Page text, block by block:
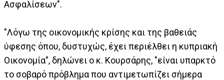
Ασφαλίσεων".
"Λόγω της οικονομικής κρίσης και της βαθειάς
ύφεσης όπου, δυστυχώς, έχει περιέλθει η κυπριακή
Οικονομία", δηλώνει ο κ. Κουρσάρης, "είναι υπαρκτό
το σοβαρό πρόβλημα που αντιμετωπίζει σήμερα